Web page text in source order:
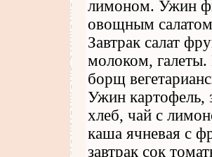
лимоном. Ужин
овощным
Завтрак салат
молоком, галеты.
борщ
Ужин картофель,
хлеб, чай с
каша ячневая с
завтрак сок